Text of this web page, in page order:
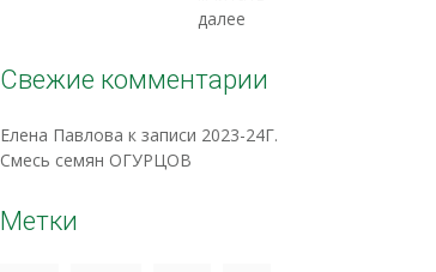
далее
Свежие комментарии
Елена Павлова к записи 2023-24Г.
Смесь семян ОГУРЦОВ
Метки